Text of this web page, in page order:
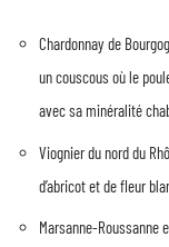
Chardonnay de
un couscous où le
avec sa minéralité
Viognier du nord du
d’abricot et de fleur
Marsanne-Roussanne